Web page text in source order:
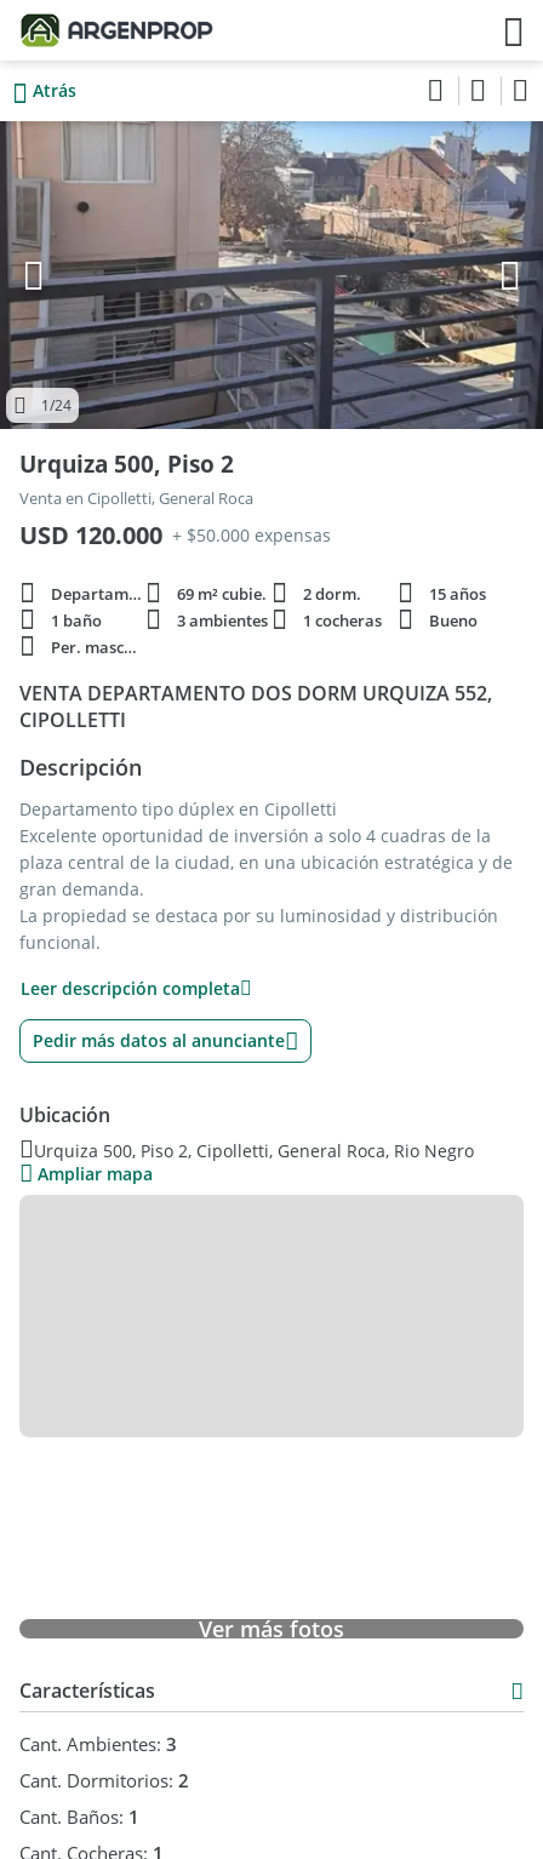
Atrás
1/24
Urquiza 500, Piso 2
Venta en Cipolletti, General Roca
USD 120.000 + $50.000 expensas
Departamento 69 m² cubie. 2 dorm.
15 años
1 baño
3 ambientes 1 cocheras
Bueno
Per. mascota
VENTA DEPARTAMENTO DOS DORM URQUIZA 552,
CIPOLLETTI
Descripción
Departamento tipo dúplex en Cipolletti
Excelente oportunidad de inversión a solo 4 cuadras de la
plaza central de la ciudad, en una ubicación estratégica y de
gran demanda.
La propiedad se destaca por su luminosidad y distribución
funcional.
* 2 dormitorios
* Cocina
* Living comedor
Muy luminoso
Apto crédito
Ideal para renta o vivienda permanente
Las medidas son aproximadas.
Leer descripción completa
Pedir más datos al anunciante
Ubicación
Urquiza 500, Piso 2, Cipolletti, General Roca, Rio Negro
Ampliar mapa
Ver más fotos
Características
Cant. Ambientes: 3
Cant. Dormitorios: 2
Cant. Baños: 1
Cant. Cocheras: 1